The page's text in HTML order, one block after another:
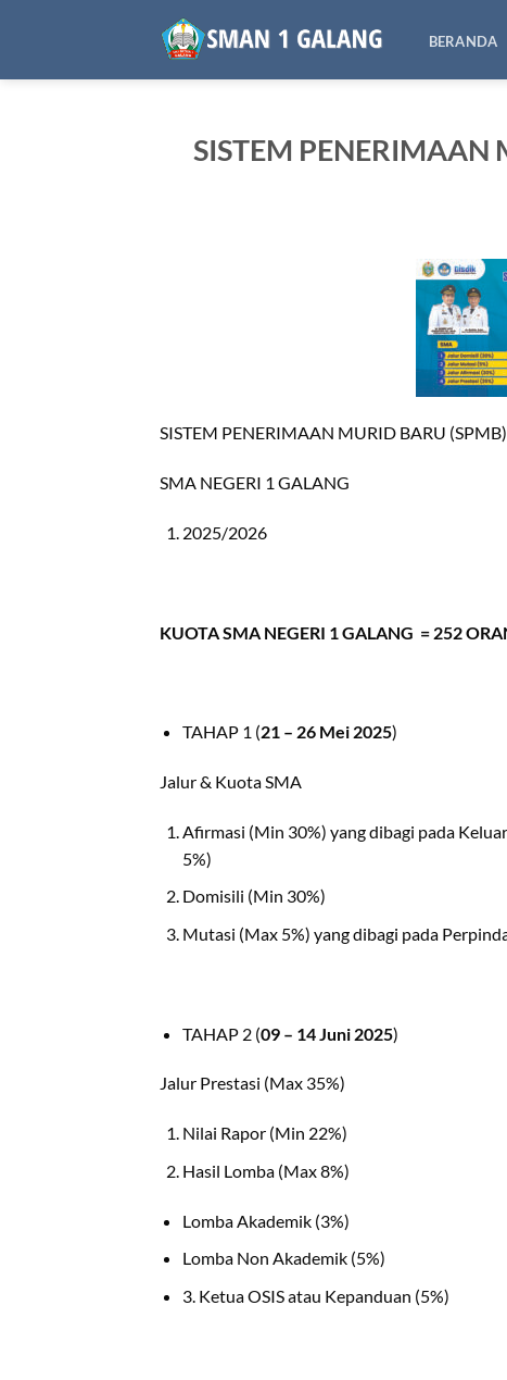
BERANDA
SISTEM PENERIMAAN
SISTEM PENERIMAAN MURID BARU (SPMB)
SMA NEGERI 1 GALANG
2025/2026
KUOTA SMA NEGERI 1 GALANG = 252
TAHAP 1 (21 – 26 Mei 2025)
Jalur & Kuota SMA
Afirmasi (Min 30%) yang dibagi pada
5%)
Domisili (Min 30%)
Mutasi (Max 5%) yang dibagi pada
TAHAP 2 (09 – 14 Juni 2025)
Jalur Prestasi (Max 35%)
Nilai Rapor (Min 22%)
Hasil Lomba (Max 8%)
Lomba Akademik (3%)
Lomba Non Akademik (5%)
3. Ketua OSIS atau Kepanduan (5%)